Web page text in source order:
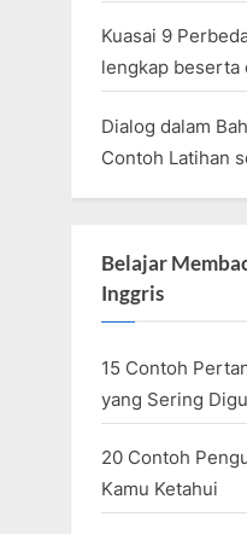
Kuasai 9
lengkap beserta
Dialog dalam
Contoh Latihan
Belajar
Inggris
15 Contoh
yang Sering
20 Contoh
Kamu Ketahui